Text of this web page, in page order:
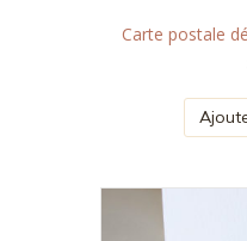
Carte postale